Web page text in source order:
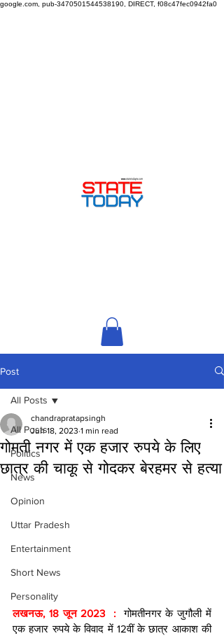
google.com, pub-3470501544538190, DIRECT, f08c47fec0942fa0
Post
All Posts
Politics
News
Opinion
Uttar Pradesh
Entertainment
Short News
Personality
All Posts
गोमती नगर में एक हजार रुपये के लिए
छात्र की चाकू से गोदकर बेरहमर से हत्या
chandrapratapsingh
Jun 18, 2023 1 min read
लखनऊ, 18 जून 2023  : गोमतीनगर के जुगौली में
एक हजार रुपये के विवाद में 12वीं के छात्र आकाश की